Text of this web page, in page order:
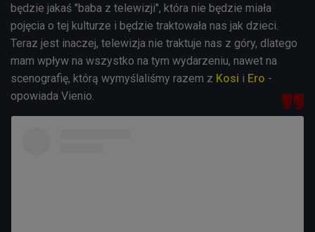
będzie jakaś "baba z telewizji", która nie będzie miała
pojęcia o tej kulturze i będzie traktowała nas jak dzieci.
Teraz jest inaczej, telewizja nie traktuje nas z góry, dlatego
mam wpływ na wszystko na tym wydarzeniu, nawet na
scenografię, którą wymyślaliśmy razem z Kosi i Ero -
opowiada Vienio.